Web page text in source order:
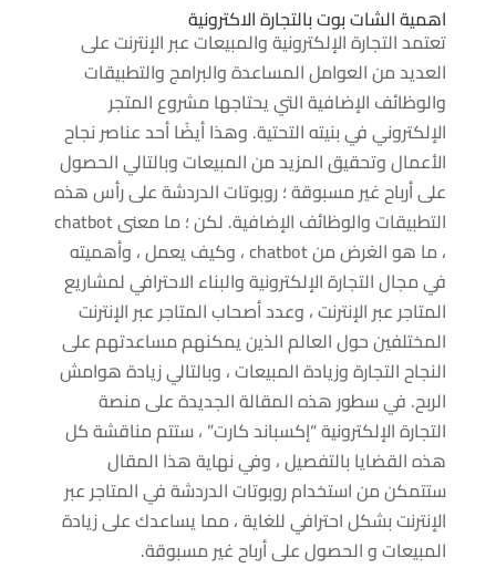
اهمية الشات بوت بالتجارة الاكترونية
تعتمد التجارة الإلكترونية والمبيعات عبر الإنترنت على
العديد من العوامل المساعدة والبرامج والتطبيقات
والوظائف الإضافية التي يحتاجها مشروع المتجر
الإلكتروني في بنيته التحتية. وهذا أيضًا أحد عناصر نجاح
الأعمال وتحقيق المزيد من المبيعات وبالتالي الحصول
على أرباح غير مسبوقة ؛ روبوتات الدردشة على رأس هذه
التطبيقات والوظائف الإضافية. لكن ؛ ما معنى chatbot
، ما هو الغرض من chatbot ، وكيف يعمل ، وأهميته
في مجال التجارة الإلكترونية والبناء الاحترافي لمشاريع
المتاجر عبر الإنترنت ، وعدد أصحاب المتاجر عبر الإنترنت
المختلفين حول العالم الذين يمكنهم مساعدتهم على
النجاح التجارة وزيادة المبيعات ، وبالتالي زيادة هوامش
الربح. في سطور هذه المقالة الجديدة على منصة
التجارة الإلكترونية “إكسباند كارت” ، ستتم مناقشة كل
هذه القضايا بالتفصيل ، وفي نهاية هذا المقال
ستتمكن من استخدام روبوتات الدردشة في المتاجر عبر
الإنترنت بشكل احترافي للغاية ، مما يساعدك على زيادة
المبيعات و الحصول على أرباح غير مسبوقة.